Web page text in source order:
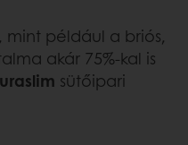
mint például a briós,
akár 75%-kal is
sütőipari